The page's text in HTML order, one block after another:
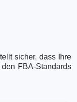
sicher, dass Ihre
FBA-Standards